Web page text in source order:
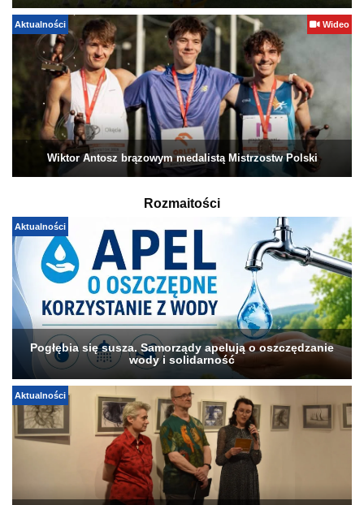
Aktualności Wideo
Wiktor Antosz brązowym medalistą Mistrzostw Polski
Rozmaitości
Aktualności
Pogłębia się susza. Samorządy apelują o oszczędzanie
wody i solidarność
Aktualności